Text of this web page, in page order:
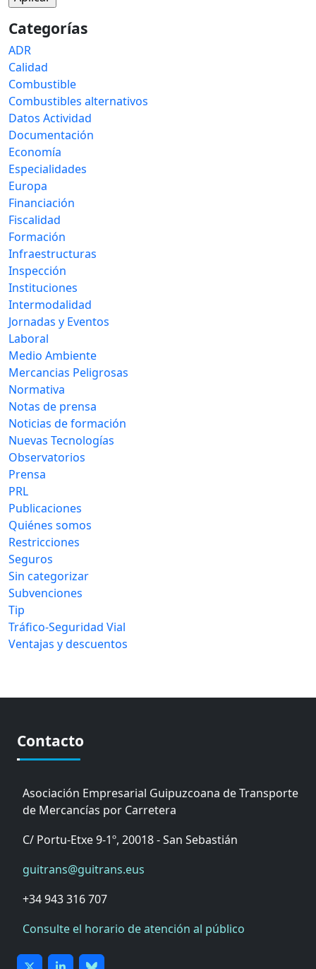
Categorías
ADR
Calidad
Combustible
Combustibles alternativos
Datos Actividad
Documentación
Economía
Especialidades
Europa
Financiación
Fiscalidad
Formación
Infraestructuras
Inspección
Instituciones
Intermodalidad
Jornadas y Eventos
Laboral
Medio Ambiente
Mercancias Peligrosas
Normativa
Notas de prensa
Noticias de formación
Nuevas Tecnologías
Observatorios
Prensa
PRL
Publicaciones
Quiénes somos
Restricciones
Seguros
Sin categorizar
Subvenciones
Tip
Tráfico-Seguridad Vial
Ventajas y descuentos
Contacto
Asociación Empresarial Guipuzcoana de Transporte
de Mercancías por Carretera
C/ Portu-Etxe 9-1º, 20018 - San Sebastián
guitrans@guitrans.eus
+34 943 316 707
Consulte el horario de atención al público